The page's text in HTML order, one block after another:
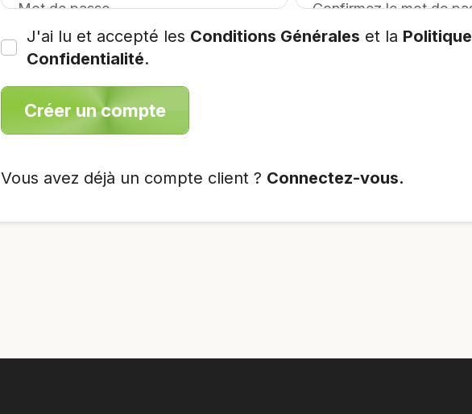
J'ai lu et accepté les Conditions Générales et la
Confidentialité.
Créer un compte
Vous avez déjà un compte client ? Connectez-vous.